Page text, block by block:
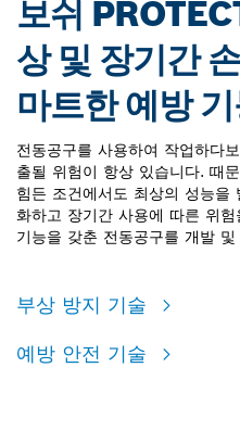
보쉬
상 및 장기간
마트한 예방
전동공구를 사용하여 작업하다
출될 위험이 항상 있습니다. 때
힘든 조건에서도 최상의 성능을
화하고 장기간 사용에 따른 위
기능을 갖춘 전동공구를 개발
부상 방지 기술
예방 안전 기술